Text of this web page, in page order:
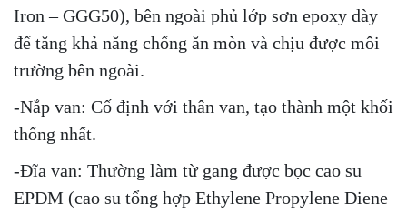
Iron – GGG50), bên ngoài phủ lớp sơn epoxy dày
để tăng khả năng chống ăn mòn và chịu được môi
trường bên ngoài.
-Nắp van: Cố định với thân van, tạo thành một khối
thống nhất.
-Đĩa van: Thường làm từ gang được bọc cao su
EPDM (cao su tổng hợp Ethylene Propylene Diene